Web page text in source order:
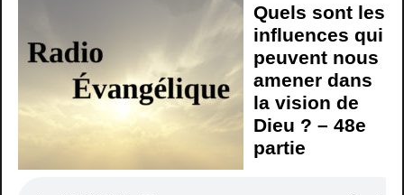
Quels sont les
influences qui
peuvent nous
amener dans
la vision de
Dieu ? – 48e
partie